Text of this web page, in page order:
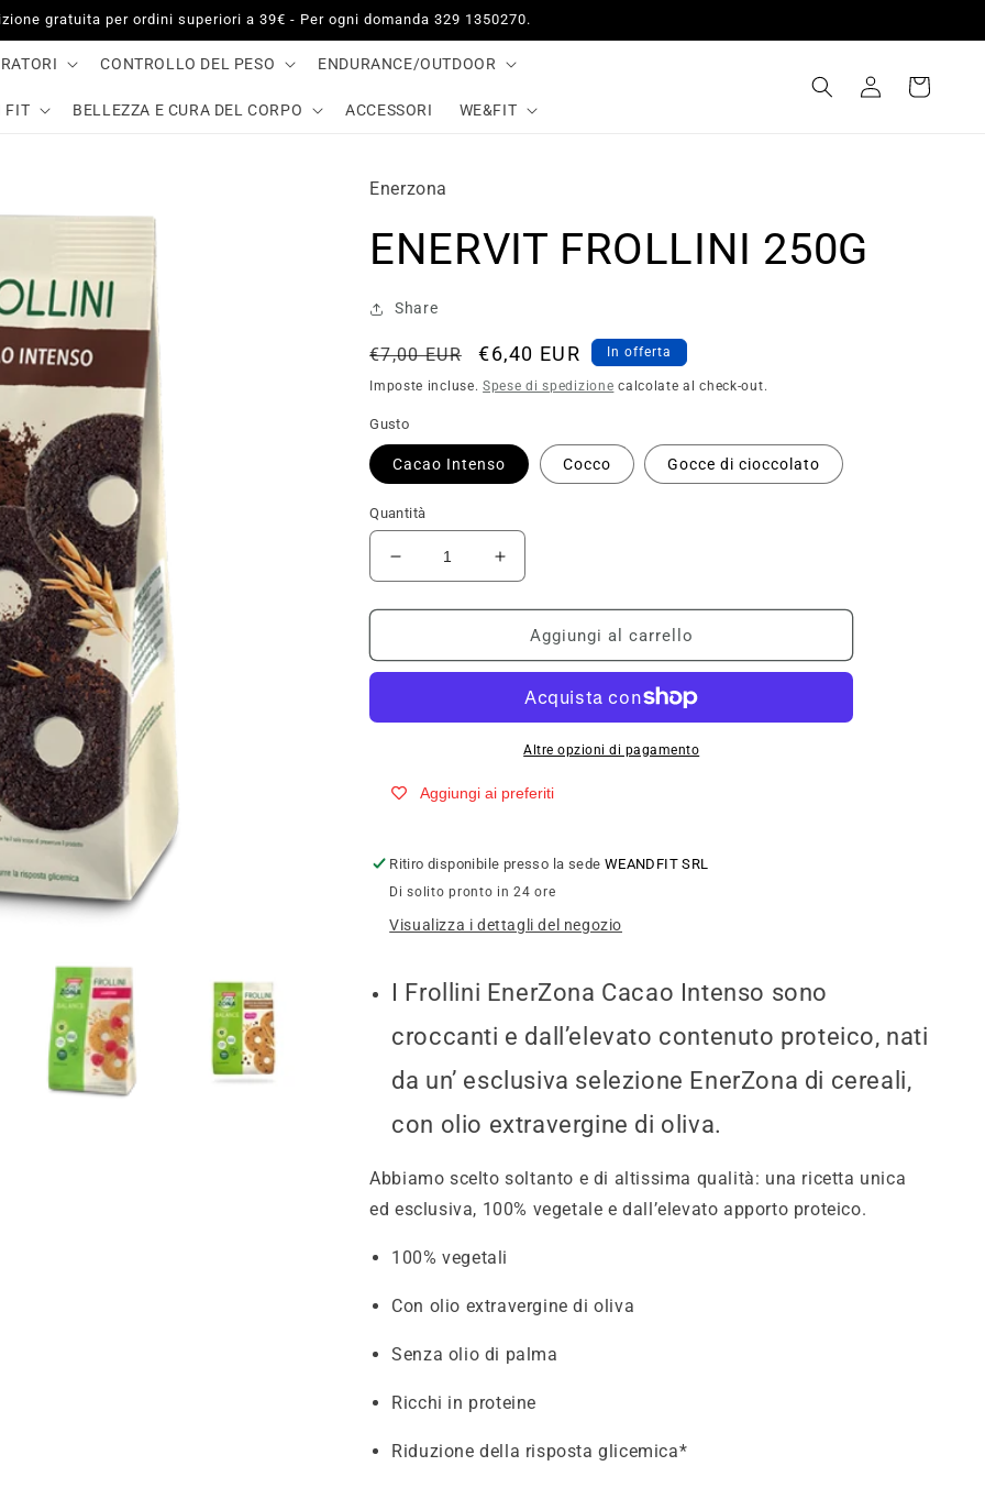
gratuita per ordini superiori a 39€ - Per ogni domanda 329 1350270.
CONTROLLO DEL PESO ENDURANCE/OUTDOOR
FIT BELLEZZA E CURA DEL CORPO ACCESSORI WE&FIT
Accedi Carrello
Enerzona
ENERVIT FROLLINI 250G
Share
Prezzo
di
€7,00 EUR
Prezzo
scontato
€6,40 EUR In offerta
Imposte incluse.Spese di spedizione calcolate al check-out.
Gusto
Cacao Intenso Cocco Gocce di cioccolato
Quantità
Diminuisci
quantità
per
FROLLINI
Aumenta
quantità
per
ENERVIT
FROLLINI
Aggiungi al carrello
Altre opzioni di pagamento
Aggiungi ai preferiti
Ritiro disponibile presso la sede WEANDFIT SRL
Di solito pronto in 24 ore
Visualizza i dettagli del negozio
I Frollini EnerZona Cacao Intenso sono
croccanti e dall’elevato contenuto proteico, nati
da un’ esclusiva selezione EnerZona di cereali,
con olio extravergine di oliva.
Abbiamo scelto soltanto e di altissima qualità: una ricetta unica
ed esclusiva, 100% vegetale e dall’elevato apporto proteico.
100% vegetali
Con olio extravergine di oliva
Senza olio di palma
Ricchi in proteine
Riduzione della risposta glicemica*